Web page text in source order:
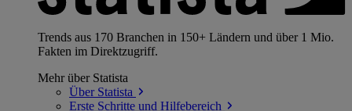
Trends aus 170 Branchen in 150+ Ländern und über 1 Mio.
Fakten im Direktzugriff.
Mehr über Statista
Über Statista
Erste Schritte und Hilfebereich